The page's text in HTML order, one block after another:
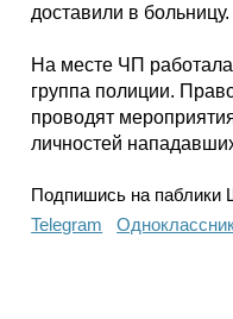
доставили в больницу.
На месте ЧП
группа полиции.
проводят
личностей
Подпишись на паблики
Telegram